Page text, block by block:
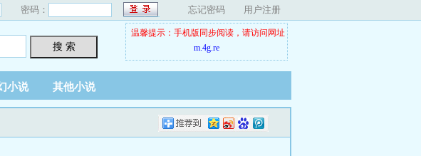
密码： 忘记密码 用户注册
搜 索
温馨提示：手机版同步阅读，请访问网址
m.4g.re
小说 其他小说